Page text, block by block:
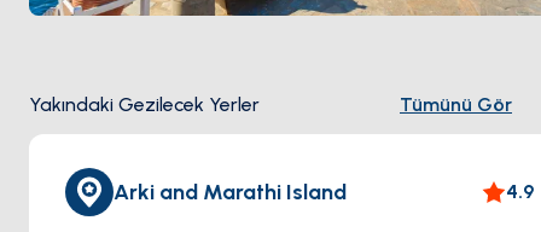
Yakındaki Gezilecek Yerler Tümünü Gör
Arki and Marathi Island 4.9